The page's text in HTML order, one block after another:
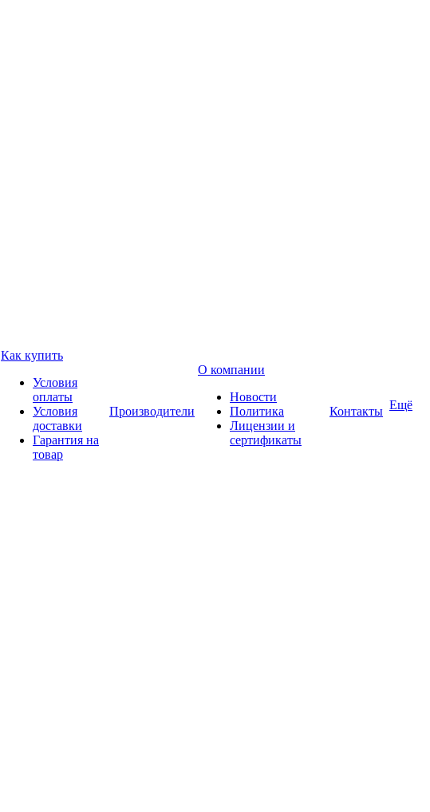
Как купить
Условия
оплаты
Условия
доставки
Гарантия на
товар
Производители
О компании
Новости
Политика
Лицензии и
сертификаты
Контакты Ещё